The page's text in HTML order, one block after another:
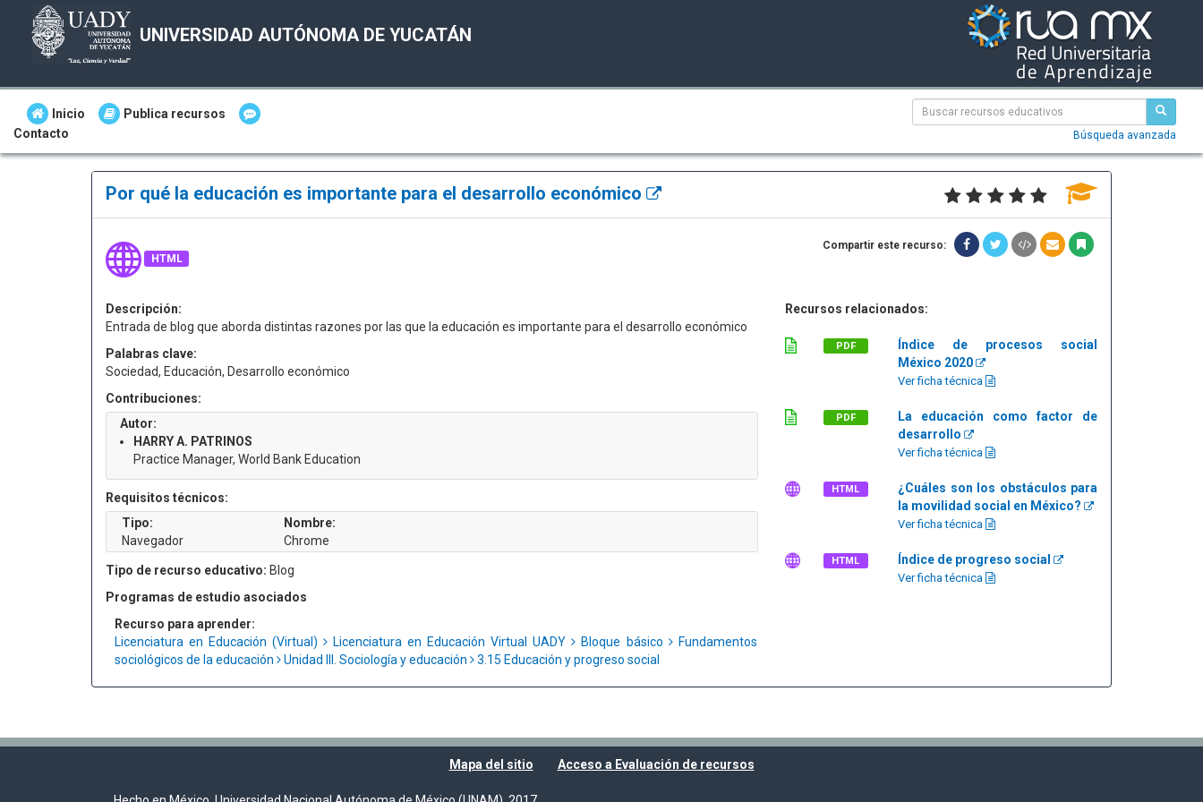
UNIVERSIDAD AUTÓNOMA DE YUCATÁN
Inicio
Publica recursos
Contacto
Búsqueda avanzada
Por qué la educación es importante para el desarrollo económico
HTML
Compartir este recurso:
Descripción:
Entrada de blog que aborda distintas razones por las que la educación es importante para el desarrollo económico
Palabras clave:
Sociedad, Educación, Desarrollo económico
Contribuciones:
Autor:
HARRY A. PATRINOS
Practice Manager, World Bank Education
Requisitos técnicos:
Tipo:
Navegador
Nombre:
Chrome
Tipo de recurso educativo: Blog
Programas de estudio asociados
Recurso para aprender:
Licenciatura en Educación (Virtual)
Licenciatura en Educación Virtual UADY Bloque básico
Fundamentos
sociológicos de la educación
Unidad III. Sociología y educación 3.15 Educación y progreso social
Recursos relacionados:
PDF
Índice de procesos social
México 2020
Ver ficha técnica
PDF
La educación como factor de
desarrollo
Ver ficha técnica
HTML
¿Cuáles son los obstáculos para
la movilidad social en México?
Ver ficha técnica
HTML Índice de progreso social
Ver ficha técnica
Mapa del sitio Acceso a Evaluación de recursos